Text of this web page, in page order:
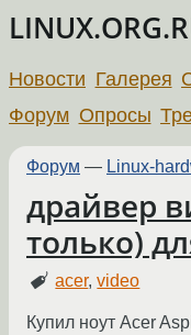
Новости Галерея
Форум Опросы
Форум — Linux-
драйвер
только)
acer,video
Купил ноут Acer